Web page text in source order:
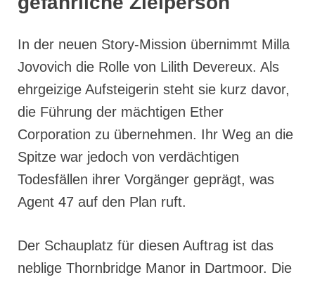
In der neuen Story-Mission übernimmt Milla
Jovovich die Rolle von Lilith Devereux. Als
ehrgeizige Aufsteigerin steht sie kurz davor,
die Führung der mächtigen Ether
Corporation zu übernehmen. Ihr Weg an die
Spitze war jedoch von verdächtigen
Todesfällen ihrer Vorgänger geprägt, was
Agent 47 auf den Plan ruft.
Der Schauplatz für diesen Auftrag ist das
neblige Thornbridge Manor in Dartmoor. Die